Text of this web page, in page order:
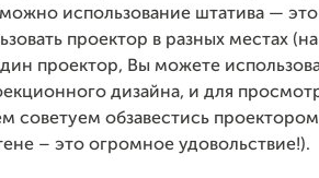
использование штатива —
проектор в разных местах
проектор, Вы можете
дизайна, и для
советуем обзавестись
– это огромное удовольствие!).